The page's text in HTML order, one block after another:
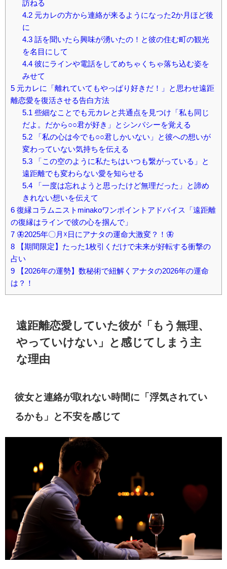
訪ねる
4.2元カレの方から連絡が来るようになった2か月ほど後
に
4.3話を聞いたら興味が湧いたの！と彼の住む町の観光
を名目にして
4.4彼にラインや電話をしてめちゃくちゃ落ち込む姿を
みせて
5 元カレに「離れていてもやっぱり好きだ！」と思わせ遠距
離恋愛を復活させる告白方法
5.1 些細なことでも元カレと共通点を見つけ「私も同じ
だよ。だから○○君が好き」とシンパシーを覚える
5.2「私の心は今でも○○君しかいない」と彼への想いが
変わっていない気持ちを伝える
5.3「この空のように私たちはいつも繋がっている」と
遠距離でも変わらない愛を知らせる
5.4「一度は忘れようと思ったけど無理だった」と諦め
きれない想いを伝えて
6 復縁コラムニストminakoワンポイントアドバイス「遠距離
の復縁はラインで彼の心を掴んで」
7 🦋2025年〇月☓日にアナタの運命大激変？！🦋
8 【期間限定】たった1枚引くだけで未来が好転する衝撃の
占い
9 【2026年の運勢】数秘術で紐解くアナタの2026年の運命
は？！
遠距離恋愛していた彼が「もう無理、
やっていけない」と感じてしまう主
な理由
彼女と連絡が取れない時間に「浮気されてい
るかも」と不安を感じて